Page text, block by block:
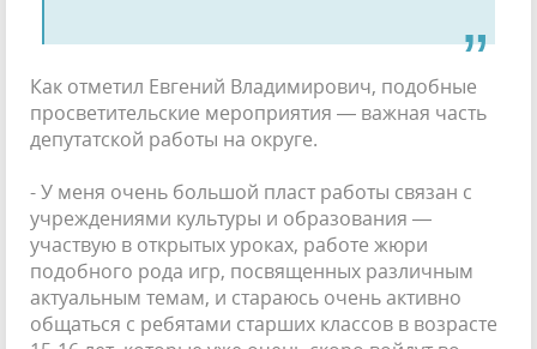
Как отметил Евгений Владимирович, по­добные
просветительские мероприятия — важная часть
депутатской работы на округе.
- У меня очень большой пласт работы связан с
учреждениями культуры и образо­вания —
участвую в открытых уроках, работе жюри
подобного рода игр, посвященных различным
актуальным темам, и стараюсь очень активно
общаться с ребятами старших классов в возрасте